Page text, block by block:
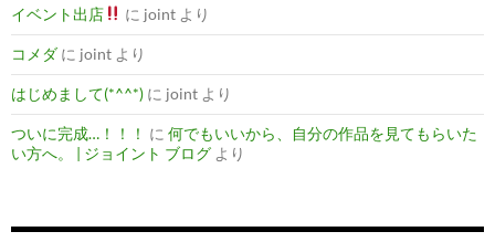
イベント出店 に jointより
コメダ に joint より
はじめまして(*^^*) に joint より
ついに完成…！！！ に 何でもいいから、自分の作品を見てもらいた
い方へ。 | ジョイント ブログ より